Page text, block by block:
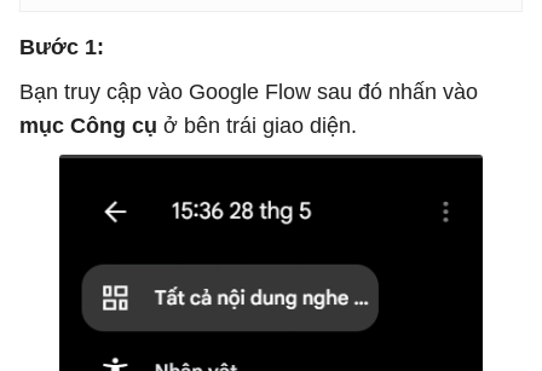
Bước 1:
Bạn truy cập vào Google Flow sau đó nhấn vào
mục Công cụ ở bên trái giao diện.